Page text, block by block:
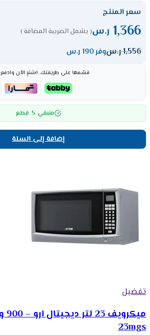
سعر المنتج
1,366 ر.س( يشمل الضريبة المضافة )
1,556ر.سوفر 190 ر.س
قسّمها على طريقتك، اشترِ الآن وادفع
متبقي 5 قطع
إضافة إلى السلة
تفضيل
23mgs